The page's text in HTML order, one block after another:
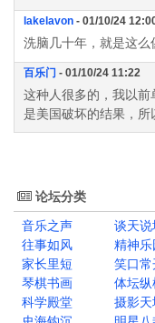
lakelavon - 01/10/24
洗脑几十年，就是这
百乐门 - 01/10/24 11:22
这种人很多的，我以
是美国破坏的结果，所
论坛分类
音乐之声
谈天说
往事如风
精神乐
家长里短
笑口常
琴棋书画
体坛纵
科学殿堂
摄影天